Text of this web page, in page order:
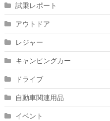
試乗レポート
アウトドア
レジャー
キャンピングカー
ドライブ
自動車関連用品
イベント